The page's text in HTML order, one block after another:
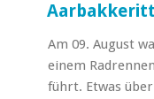
Am 09. August
einem
führt. Etwas